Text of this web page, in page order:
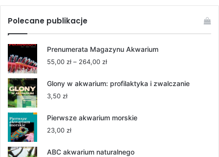
Polecane publikacje
Prenumerata Magazynu Akwarium
55,00 zł – 264,00 złZakres
od
Glony w akwarium: profilaktyka i zwalczanie
3,50 zł
Pierwsze akwarium morskie
23,00 zł
ABC akwarium naturalnego